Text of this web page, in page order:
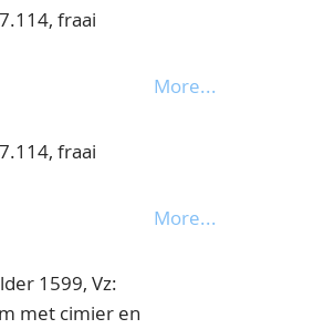
fraai
More...
fraai
More...
1599, Vz:
met cimier en